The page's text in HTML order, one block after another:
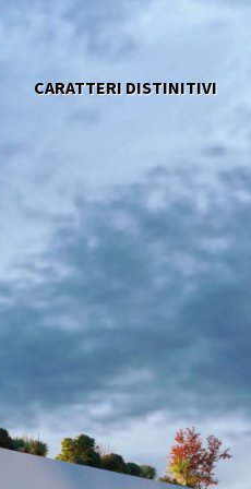
CARATTERI DISTINITIVI